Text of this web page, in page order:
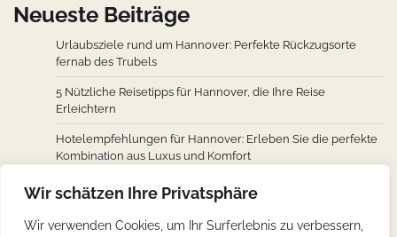
Wir schätzen Ihre Privatsphäre
Wir verwenden Cookies, um Ihr Surferlebnis zu verbessern,
Neueste Beiträge
Urlaubsziele rund um Hannover: Perfekte Rückzugsorte
fernab des Trubels
5 Nützliche Reisetipps für Hannover, die Ihre Reise
Erleichtern
Hotelempfehlungen für Hannover: Erleben Sie die perfekte
Kombination aus Luxus und Komfort
Wie man von den wichtigsten Städten weltweit nach
Hannover fliegt: Ein Überblick über Flugverbindungen
Hannovers kulinarische Reise: Unverzichtbare traditionelle